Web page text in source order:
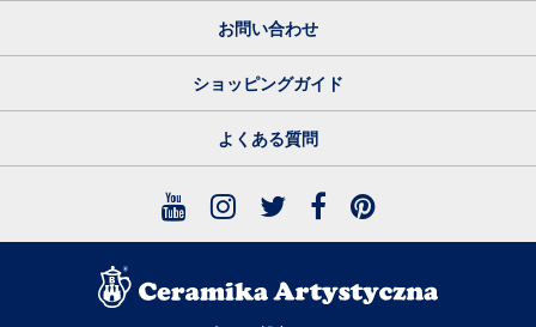
お問い合わせ
ショッピングガイド
よくある質問